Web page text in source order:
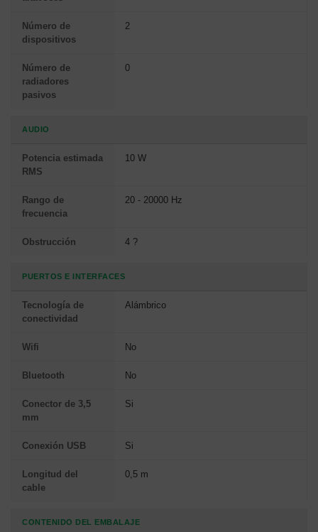
Número de
dispositivos
2
Número de
radiadores
pasivos
0
AUDIO
Potencia estimada
RMS
10 W
Rango de
frecuencia
20 - 20000 Hz
Obstrucción 4 ?
PUERTOS E INTERFACES
Tecnología de
conectividad
Alámbrico
Wifi No
Bluetooth No
Conector de 3,5
mm
Si
Conexión USB Si
Longitud del
cable
0,5 m
CONTENIDO DEL EMBALAJE